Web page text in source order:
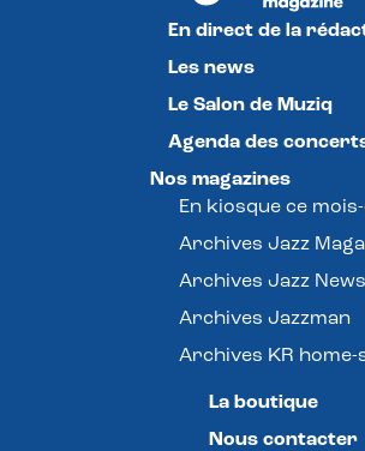
En direct de la
Les news
Le Salon de Muziq
Agenda des
Nos magazines
En kiosque ce
Archives Jazz
Archives Jazz News
Archives Jazzman
Archives KR home-
La boutique
Nous contacter